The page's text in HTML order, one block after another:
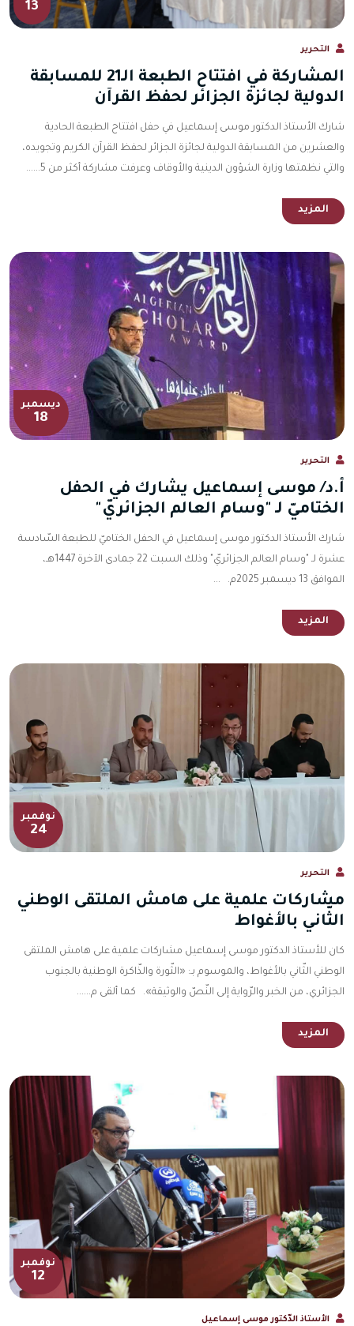
13
التحرير
المشاركة في افتتاح الطبعة الـ21 للمسابقة
الدولية لجائزة الجزائر لحفظ القرآن
شارك الأستاذ الدكتور موسى إسماعيل في حفل افتتاح الطبعة الحادية
والعشرين من المسابقة الدولية لجائزة الجزائر لحفظ القرآن الكريم وتجويده،
والتي نظمتها وزارة الشؤون الدينية والأوقاف وعرفت مشاركة أكثر من 5......
المزيد
ديسمبر
18
التحرير
أ.د/ موسى إسماعيل يشارك في الحفل
الختاميّ لـ "وسام العالم الجزائريّ"
شارك الأستاذ الدكتور موسى إسماعيل في الحفل الختاميّ للطبعة السّادسة
عشرة لـ "وسام العالم الجزائريّ" وذلك السبت 22 جمادى الآخرة 1447هـ،
الموافق 13 ديسمبر 2025م. ...
المزيد
نوفمبر
24
التحرير
مشاركات علمية على هامش الملتقى الوطني
الثّاني بالأغواط
كان للأستاذ الدكتور موسى إسماعيل مشاركات علمية على هامش الملتقى
الوطني الثّاني بالأغواط، والموسوم بـ: «الثّورة والذّاكرة الوطنية بالجنوب
الجزائري، من الخبر والرّواية إلى النّصّ والوثيقة». كما ألقى م......
المزيد
نوفمبر
12
الأستاذ الدّكتور موسى إسماعيل